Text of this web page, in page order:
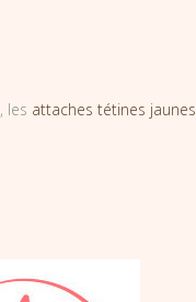
, les attaches tétines jaunes